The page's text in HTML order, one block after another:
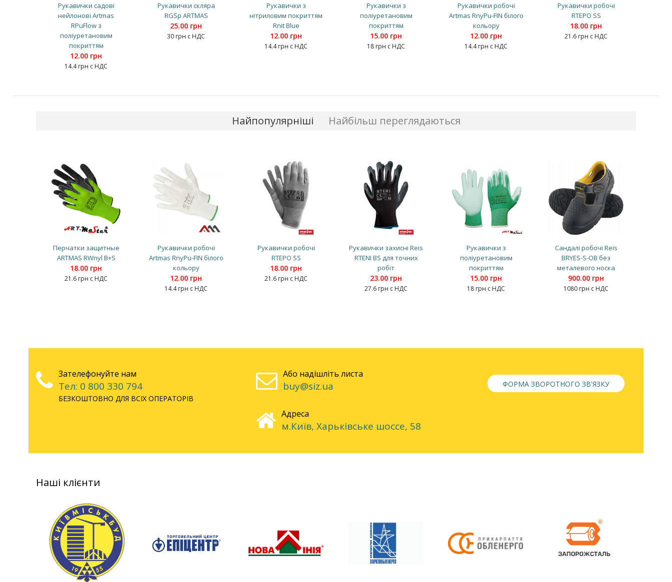
Рукавички садові
нейлонові Artmas
RPuFlow з
поліуретановим
покриттям
12.00 грн
14.4 грн с НДС
Рукавички скляра
RGSp ARTMAS
25.00 грн
30 грн с НДС
Рукавички з
нітриловим покриттям
Rnit Blue
12.00 грн
14.4 грн с НДС
Рукавички з
поліуретановим
покриттям
15.00 грн
18 грн с НДС
Рукавички робочі
Artmas RnyPu-FIN білого
кольору
12.00 грн
14.4 грн с НДС
Рукавички робочі
RTEPO SS
18.00 грн
21.6 грн с НДС
Найпопулярніші Найбільш переглядаються
Перчатки защитные
ARTMAS RWnyl B+S
18.00 грн
21.6 грн с НДС
Рукавички робочі
Artmas RnyPu-FIN білого
кольору
12.00 грн
14.4 грн с НДС
Рукавички робочі
RTEPO SS
18.00 грн
21.6 грн с НДС
Рукавички захисні Reis
RTENI BS для точних
робіт
23.00 грн
27.6 грн с НДС
Рукавички з
поліуретановим
покриттям
15.00 грн
18 грн с НДС
Сандалі робочі Reis
BRYES-S-OB без
металевого носка
900.00 грн
1080 грн с НДС
Зателефонуйте нам
Тел: 0 800 330 794
БЕЗКОШТОВНО ДЛЯ ВСІХ ОПЕРАТОРІВ
Або надішліть листа
buy@siz.ua
Адреса
м.Київ, Харьківське шоссе, 58
ФОРМА ЗВОРОТНОГО ЗВ'ЯЗКУ
Наші клієнти